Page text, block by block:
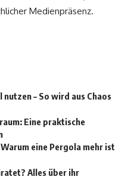
Medienpräsenz.
– So wird aus Chaos
Eine praktische
eine Pergola mehr ist
Alles über ihr